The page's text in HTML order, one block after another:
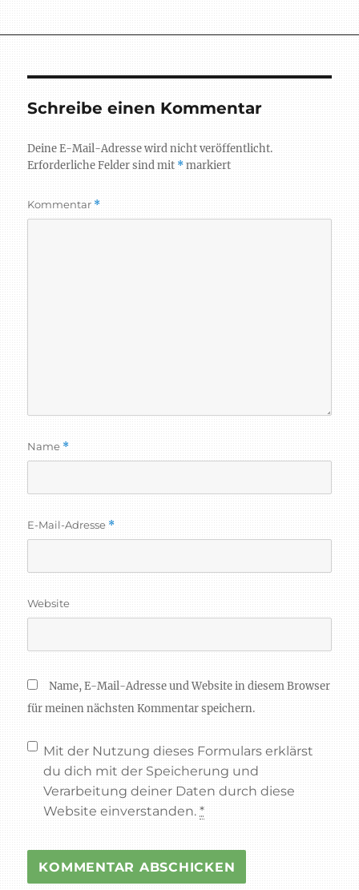
Schreibe einen Kommentar
Deine E-Mail-Adresse wird nicht veröffentlicht.
Erforderliche Felder sind mit *markiert
Kommentar *
Name *
E-Mail-Adresse *
Website
Name, E-Mail-Adresse und Website in diesem Browser
für meinen nächsten Kommentar speichern.
Mit der Nutzung dieses Formulars erklärst
du dich mit der Speicherung und
Verarbeitung deiner Daten durch diese
Website einverstanden.*